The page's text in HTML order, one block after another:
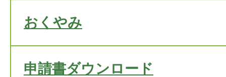
おくやみ
申請書ダウンロード